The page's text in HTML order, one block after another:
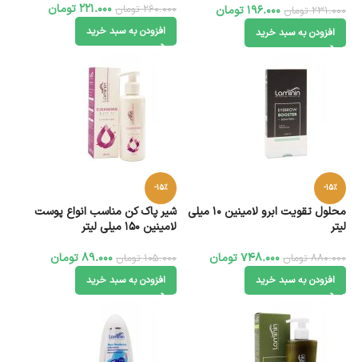
231.000 تومان 196.000تومان
افزودن به سبد خرید
260.000 تومان 221.000تومان
افزودن به سبد خرید
-15%
محلول تقویت ابرو لامینین 10 میلی
لیتر
880.000 تومان 748.000تومان
افزودن به سبد خرید
-15%
شیر پاک کن مناسب انواع پوست
لامینین 150 میلی لیتر
105.000 تومان 89.000تومان
افزودن به سبد خرید